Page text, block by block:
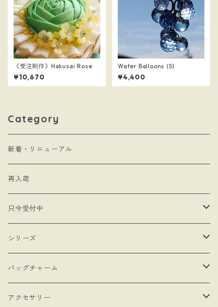
《受注制作》Hakusai Rose
¥10,670
Water Balloons (S)
¥4,400
Category
新着・リニューアル
再入荷
只今受付中
・受注制作
・抽選販売
シリーズ
- 馬
・bracket No.
- リボン
バッグチャーム
- ロゼットタイプ
アクセサリー